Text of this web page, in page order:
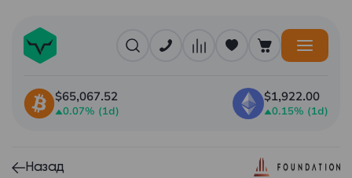
$65,067.52
0.07% (1d)
$1,922.00
0.15% (1d)
Назад